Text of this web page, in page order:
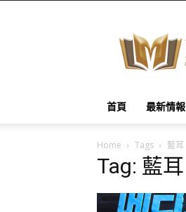
首頁 最新情報
Home Tags 藍耳
Tag: 藍耳